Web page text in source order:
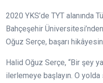
2020 YKS’de TYT alanında
Bahçeşehir
Oğuz Serçe, başarı
Halid Oğuz Serçe, “Bir şey
ilerlemeye başlayın. O